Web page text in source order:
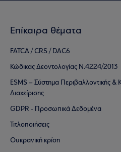
Επίκαιρα θέματα
FATCA / CRS / DAC6
Κώδικας Δεοντολογίας Ν.4224/2013
ESMS – Σύστημα Περιβαλλοντικής &
Διαχείρισης
GDPR - Προσωπικά Δεδομένα
Τιτλοποιήσεις
Ουκρανική κρίση